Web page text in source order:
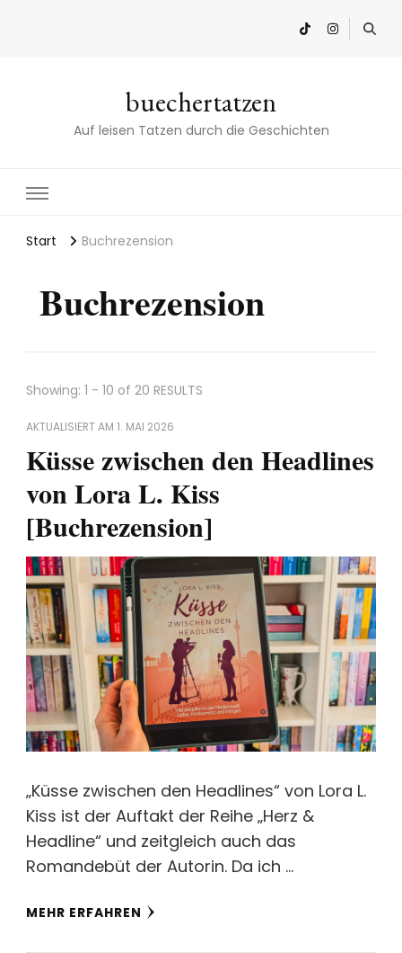
buechertatzen
Auf leisen Tatzen durch die Geschichten
Start Buchrezension
Buchrezension
Showing: 1 - 10 of 20 RESULTS
AKTUALISIERT AM 1. MAI 2026
Küsse zwischen den Headlines
von Lora L. Kiss
[Buchrezension]
„Küsse zwischen den Headlines“ von Lora L.
Kiss ist der Auftakt der Reihe „Herz &
Headline“ und zeitgleich auch das
Romandebüt der Autorin. Da ich …
MEHR ERFAHREN